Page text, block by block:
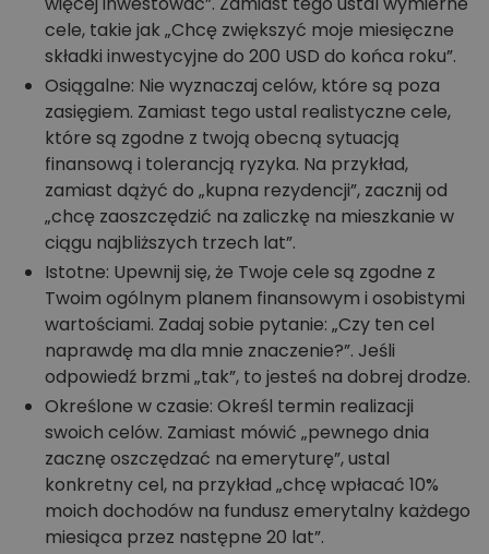
cele, takie jak „Chcę zwiększyć moje miesięczne
składki inwestycyjne do 200 USD do końca roku”.
Osiągalne: Nie wyznaczaj celów, które są poza
zasięgiem. Zamiast tego ustal realistyczne cele,
które są zgodne z twoją obecną sytuacją
finansową i tolerancją ryzyka. Na przykład,
zamiast dążyć do „kupna rezydencji”, zacznij od
„chcę zaoszczędzić na zaliczkę na mieszkanie w
ciągu najbliższych trzech lat”.
Istotne: Upewnij się, że Twoje cele są zgodne z
Twoim ogólnym planem finansowym i osobistymi
wartościami. Zadaj sobie pytanie: „Czy ten cel
naprawdę ma dla mnie znaczenie?”. Jeśli
odpowiedź brzmi „tak”, to jesteś na dobrej drodze.
Określone w czasie: Określ termin realizacji
swoich celów. Zamiast mówić „pewnego dnia
zacznę oszczędzać na emeryturę”, ustal
konkretny cel, na przykład „chcę wpłacać 10%
moich dochodów na fundusz emerytalny każdego
miesiąca przez następne 20 lat”.